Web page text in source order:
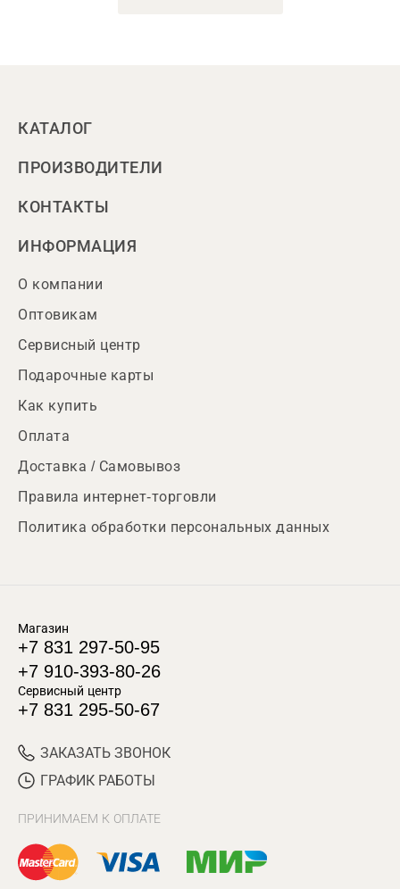
КАТАЛОГ
ПРОИЗВОДИТЕЛИ
КОНТАКТЫ
ИНФОРМАЦИЯ
О компании
Оптовикам
Сервисный центр
Подарочные карты
Как купить
Оплата
Доставка / Самовывоз
Правила интернет-торговли
Политика обработки персональных данных
Магазин
+7 831 297-50-95
+7 910-393-80-26
Сервисный центр
+7 831 295-50-67
ЗАКАЗАТЬ ЗВОНОК
ГРАФИК РАБОТЫ
ПРИНИМАЕМ К ОПЛАТЕ